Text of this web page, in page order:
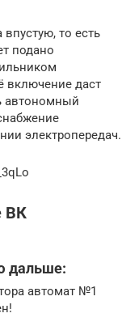
то есть
подано
включение даст
автономный
электропередач.
ВК
дальше:
автомат №1